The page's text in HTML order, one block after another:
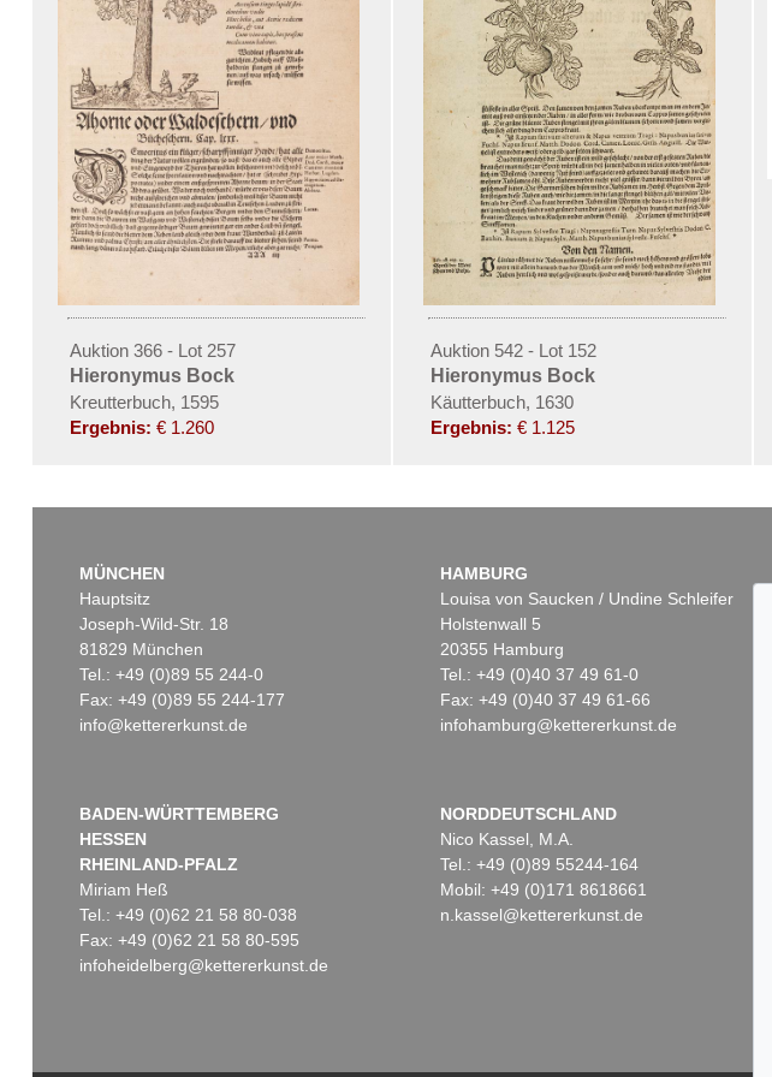
Auktion 366 - Lot 257
Hieronymus Bock
Kreutterbuch, 1595
Ergebnis: € 1.260
Auktion 542 - Lot 152
Hieronymus Bock
Käutterbuch, 1630
Ergebnis: € 1.125
MÜNCHEN
Hauptsitz
Joseph-Wild-Str. 18
81829 München
Tel.: +49 (0)89 55 244-0
Fax: +49 (0)89 55 244-177
info@kettererkunst.de
HAMBURG
Louisa von Saucken / Undine Schleifer
Holstenwall 5
20355 Hamburg
Tel.: +49 (0)40 37 49 61-0
Fax: +49 (0)40 37 49 61-66
infohamburg@kettererkunst.de
BADEN-WÜRTTEMBERG
HESSEN
RHEINLAND-PFALZ
Miriam Heß
Tel.: +49 (0)62 21 58 80-038
Fax: +49 (0)62 21 58 80-595
infoheidelberg@kettererkunst.de
NORDDEUTSCHLAND
Nico Kassel, M.A.
Tel.: +49 (0)89 55244-164
Mobil: +49 (0)171 8618661
n.kassel@kettererkunst.de